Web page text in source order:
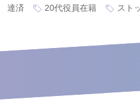
達済
20代役員在籍 スト